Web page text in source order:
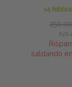
14
IVA
saldando